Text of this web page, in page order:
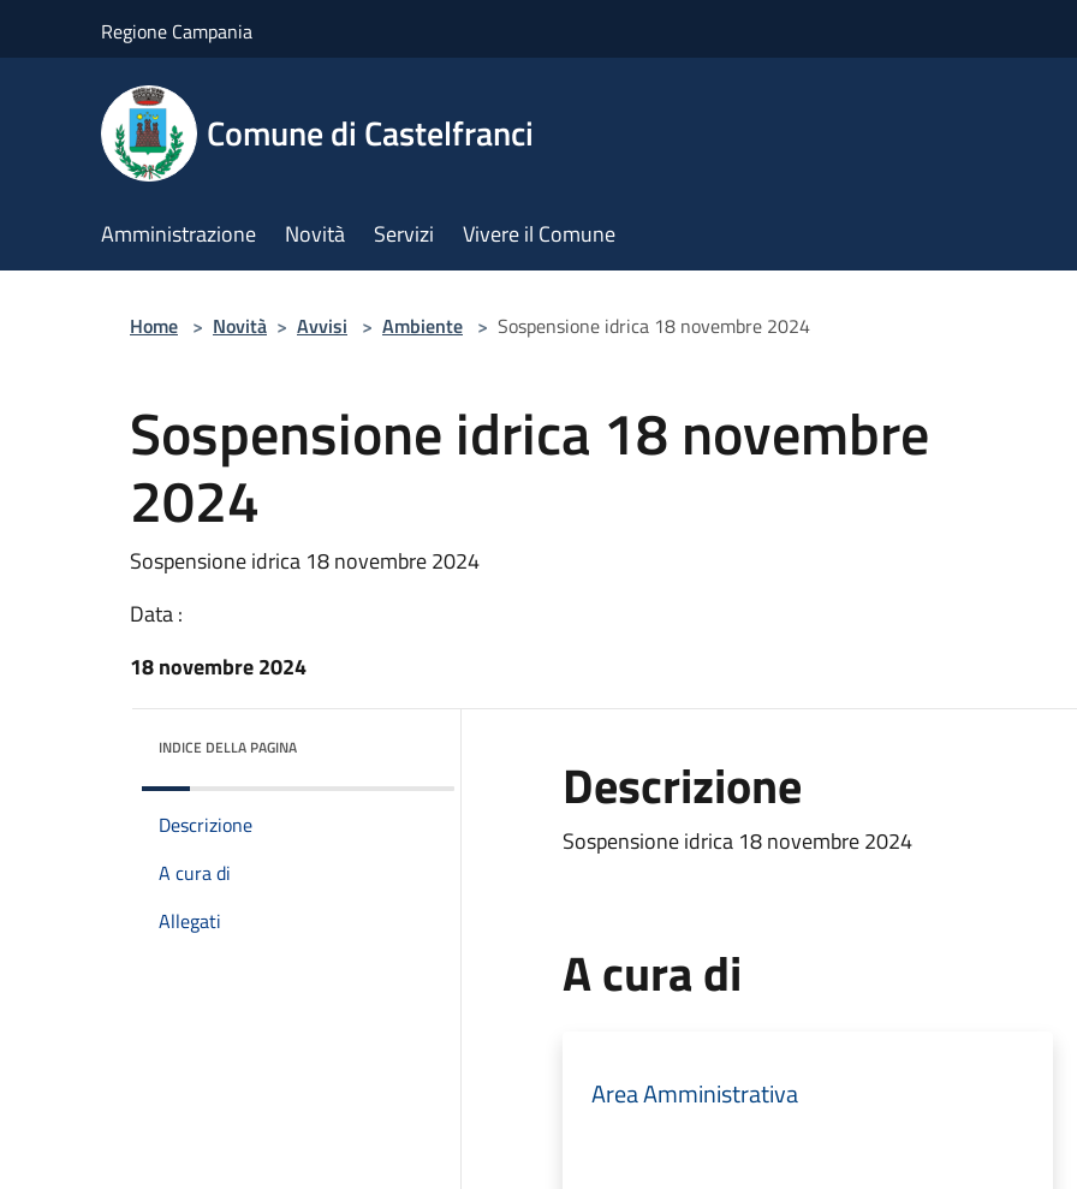
Regione Campania
Comune di Castelfranci
Amministrazione Novità Servizi Vivere il Comune
Home > Novità > Avvisi > Ambiente > Sospensione idrica 18 novembre 2024
Sospensione idrica 18 novembre
2024
Sospensione idrica 18 novembre 2024
Data :
18 novembre 2024
INDICE DELLA PAGINA
Descrizione
A cura di
Allegati
Descrizione
Sospensione idrica 18 novembre 2024
A cura di
Area Amministrativa